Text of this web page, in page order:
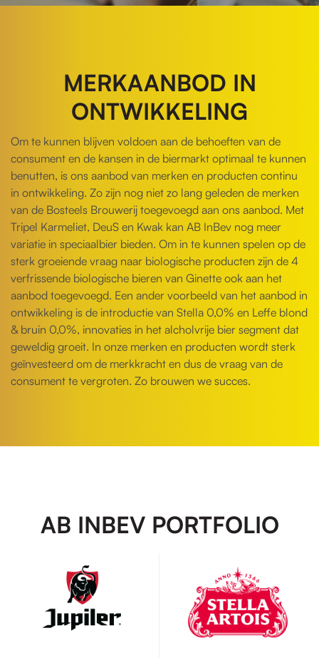
MERKAANBOD IN
ONTWIKKELING
Om te kunnen blijven voldoen aan de behoeften van de
consument en de kansen in de biermarkt optimaal te kunnen
benutten, is ons aanbod van merken en producten continu
in ontwikkeling. Zo zijn nog niet zo lang geleden de merken
van de Bosteels Brouwerij toegevoegd aan ons aanbod. Met
Tripel Karmeliet, DeuS en Kwak kan AB InBev nog meer
variatie in speciaalbier bieden. Om in te kunnen spelen op de
sterk groeiende vraag naar biologische producten zijn de 4
verfrissende biologische bieren van Ginette ook aan het
aanbod toegevoegd. Een ander voorbeeld van het aanbod in
ontwikkeling is de introductie van Stella 0,0% en Leffe blond
& bruin 0,0%, innovaties in het alcholvrije bier segment dat
geweldig groeit. In onze merken en producten wordt sterk
geïnvesteerd om de merkkracht en dus de vraag van de
consument te vergroten. Zo brouwen we succes.
AB INBEV PORTFOLIO